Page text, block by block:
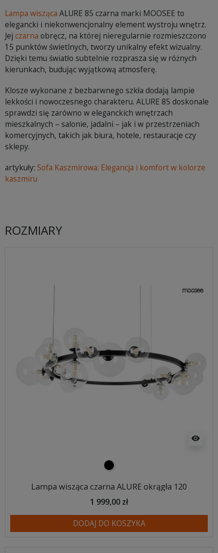
Lampa wisząca ALURE 85 czarna marki MOOSEE to
elegancki i niekonwencjonalny element wystroju wnętrz.
Jej czarna obręcz, na której nieregularnie rozmieszczono
15 punktów świetlnych, tworzy unikalny efekt wizualny.
Dzięki temu światło subtelnie rozprasza się w różnych
kierunkach, budując wyjątkową atmosferę.
Klosze wykonane z bezbarwnego szkła dodają lampie
lekkości i nowoczesnego charakteru. ALURE 85 doskonale
sprawdzi się zarówno w eleganckich wnętrzach
mieszkalnych – salonie, jadalni – jak i w przestrzeniach
komercyjnych, takich jak biura, hotele, restauracje czy
sklepy.
artykuły: Sofa Kaszmirowa: Elegancja i komfort w kolorze
kaszmiru
ROZMIARY
visibility
czarny
Lampa wisząca czarna ALURE okrągła 120
1 999,00 zł
DODAJ DO KOSZYKA